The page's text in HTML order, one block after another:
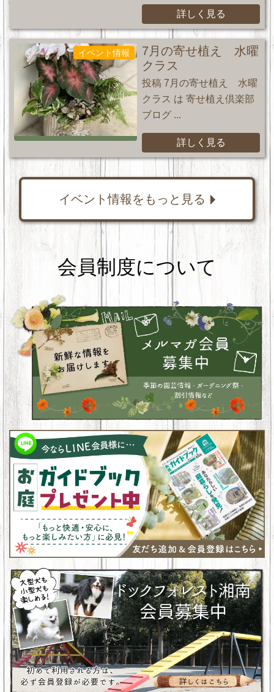
詳しく見る
イベント情報
7月の寄せ植え 水曜
クラス
投稿 7月の寄せ植え 水曜
クラス は 寄せ植え倶楽部
ブログ ...
詳しく見る
イベント情報をもっと見る
会員制度について